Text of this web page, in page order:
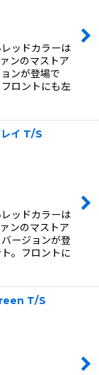
ッドカラーは
ンのマストア
ンが登場で
ロントにも左
イ T/S
ッドカラーは
ンのマストア
ージョンが登
。フロントに
T/S